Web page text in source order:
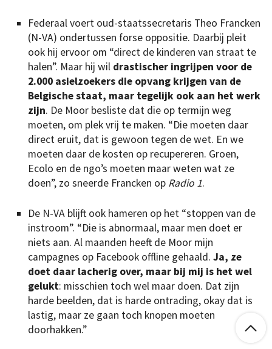
Federaal voert oud-staatssecretaris Theo Francken
(N-VA) ondertussen forse oppositie. Daarbij pleit
ook hij ervoor om “direct de kinderen van straat te
halen”. Maar hij wil drastischer ingrijpen voor de
2.000 asielzoekers die opvang krijgen van de
Belgische staat, maar tegelijk ook aan het werk
zijn. De Moor besliste dat die op termijn weg
moeten, om plek vrij te maken. “Die moeten daar
direct eruit, dat is gewoon tegen de wet. En we
moeten daar de kosten op recupereren. Groen,
Ecolo en de ngo’s moeten maar weten wat ze
doen”, zo sneerde Francken op Radio 1.
De N-VA blijft ook hameren op het “stoppen van de
instroom”. “Die is abnormaal, maar men doet er
niets aan. Al maanden heeft de Moor mijn
campagnes op Facebook offline gehaald. Ja, ze
doet daar lacherig over, maar bij mij is het wel
gelukt: misschien toch wel maar doen. Dat zijn
harde beelden, dat is harde ontrading, okay dat is
lastig, maar ze gaan toch knopen moeten
doorhakken.”
